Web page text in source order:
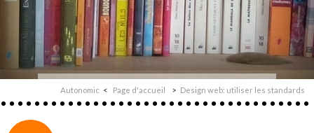
Autonomic Page d'accueil Design web: utiliser les standards